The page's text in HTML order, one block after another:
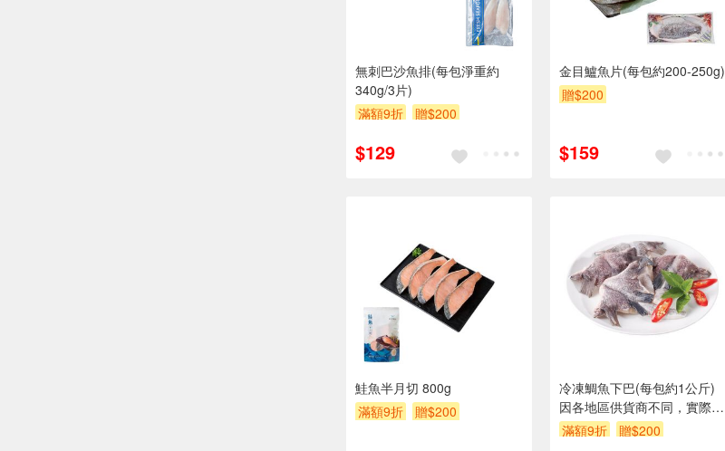
無刺巴沙魚排(每包淨重約
340g/3片)
滿額9折
贈$200
$129
金目鱸魚片(每包約200-250g)
贈$200
$159
鮭魚半月切 800g
滿額9折
贈$200
冷凍鯛魚下巴(每包約1公斤)
因各地區供貨商不同，實際出
貨包裝以出貨店庫存為準。
滿額9折 贈$200